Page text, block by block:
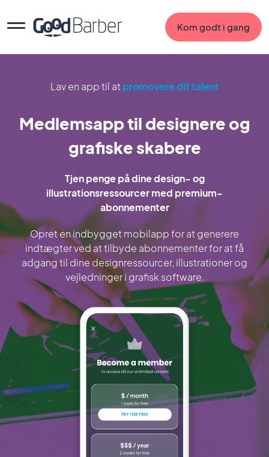
Kom godt i gang
Lav en app til at promovere dit talent
Medlemsapp til designere og
grafiske skabere
Tjen penge på dine design- og
illustrationsressourcer med premium-
abonnementer
Opret en indbygget mobilapp for at generere
indtægter ved at tilbyde abonnementer for at få
adgang til dine designressourcer, illustrationer og
vejledninger i grafisk software.